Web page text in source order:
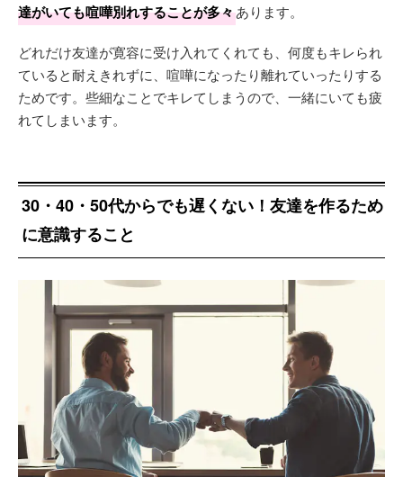
達がいても喧嘩別れすることが多々あります。
どれだけ友達が寛容に受け入れてくれても、何度もキレられ
ていると耐えきれずに、喧嘩になったり離れていったりする
ためです。些細なことでキレてしまうので、一緒にいても疲
れてしまいます。
30・40・50代からでも遅くない！友達を作るため
に意識すること